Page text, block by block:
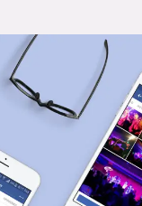
Redes Sociales ,